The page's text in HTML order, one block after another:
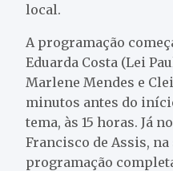
local.
A programação
Eduarda Costa (Lei
Marlene Mendes e
minutos antes do
tema, às 15 horas. Já
Francisco de Assis, na
programação